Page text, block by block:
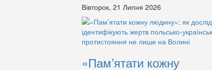
Вівторок, 21 Липня 2026
«Пам’ятати кожну